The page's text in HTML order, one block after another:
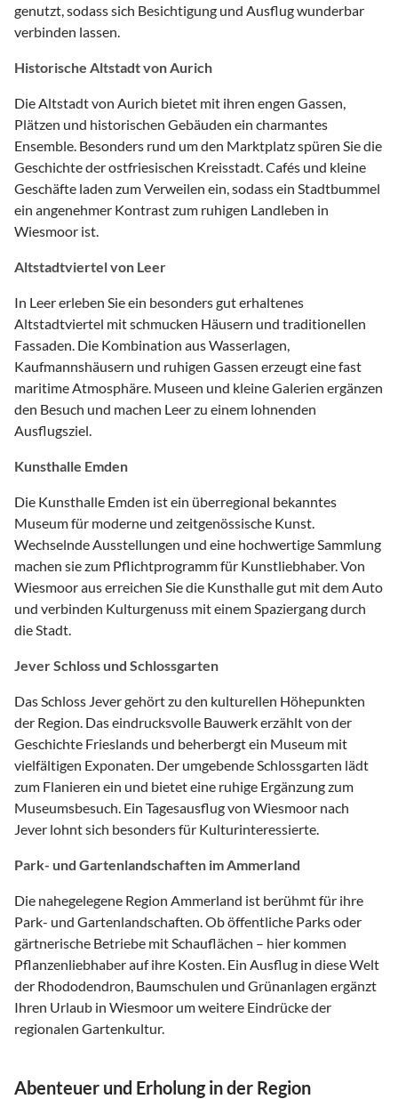
genutzt, sodass sich Besichtigung und Ausflug wunderbar
verbinden lassen.
Historische Altstadt von Aurich
Die Altstadt von Aurich bietet mit ihren engen Gassen,
Plätzen und historischen Gebäuden ein charmantes
Ensemble. Besonders rund um den Marktplatz spüren Sie die
Geschichte der ostfriesischen Kreisstadt. Cafés und kleine
Geschäfte laden zum Verweilen ein, sodass ein Stadtbummel
ein angenehmer Kontrast zum ruhigen Landleben in
Wiesmoor ist.
Altstadtviertel von Leer
In Leer erleben Sie ein besonders gut erhaltenes
Altstadtviertel mit schmucken Häusern und traditionellen
Fassaden. Die Kombination aus Wasserlagen,
Kaufmannshäusern und ruhigen Gassen erzeugt eine fast
maritime Atmosphäre. Museen und kleine Galerien ergänzen
den Besuch und machen Leer zu einem lohnenden
Ausflugsziel.
Kunsthalle Emden
Die Kunsthalle Emden ist ein überregional bekanntes
Museum für moderne und zeitgenössische Kunst.
Wechselnde Ausstellungen und eine hochwertige Sammlung
machen sie zum Pflichtprogramm für Kunstliebhaber. Von
Wiesmoor aus erreichen Sie die Kunsthalle gut mit dem Auto
und verbinden Kulturgenuss mit einem Spaziergang durch
die Stadt.
Jever Schloss und Schlossgarten
Das Schloss Jever gehört zu den kulturellen Höhepunkten
der Region. Das eindrucksvolle Bauwerk erzählt von der
Geschichte Frieslands und beherbergt ein Museum mit
vielfältigen Exponaten. Der umgebende Schlossgarten lädt
zum Flanieren ein und bietet eine ruhige Ergänzung zum
Museumsbesuch. Ein Tagesausflug von Wiesmoor nach
Jever lohnt sich besonders für Kulturinteressierte.
Park- und Gartenlandschaften im Ammerland
Die nahegelegene Region Ammerland ist berühmt für ihre
Park- und Gartenlandschaften. Ob öffentliche Parks oder
gärtnerische Betriebe mit Schauflächen – hier kommen
Pflanzenliebhaber auf ihre Kosten. Ein Ausflug in diese Welt
der Rhododendron, Baumschulen und Grünanlagen ergänzt
Ihren Urlaub in Wiesmoor um weitere Eindrücke der
regionalen Gartenkultur.
Abenteuer und Erholung in der Region